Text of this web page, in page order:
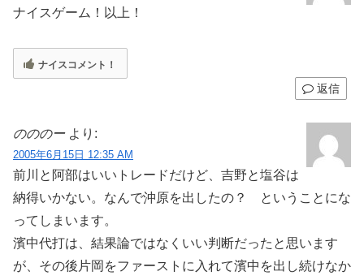
ナイスゲーム！以上！
ナイスコメント！
返信
のののー より:
2005年6月15日 12:35 AM
前川と阿部はいいトレードだけど、吉野と塩谷は
納得いかない。なんで沖原を出したの？ ということにな
ってしまいます。
濱中代打は、結果論ではなくいい判断だったと思います
が、その後片岡をファーストに入れて濱中を出し続けなか